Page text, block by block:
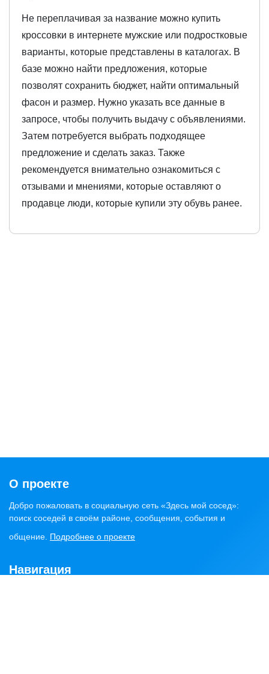
Не переплачивая за название можно купить
кроссовки в интернете мужские или подростковые
варианты, которые представлены в каталогах. В
базе можно найти предложения, которые
позволят сохранить бюджет, найти оптимальный
фасон и размер. Нужно указать все данные в
запросе, чтобы получить выдачу с объявлениями.
Затем потребуется выбрать подходящее
предложение и сделать заказ. Также
рекомендуется внимательно ознакомиться с
отзывами и мнениями, которые оставляют о
продавце люди, которые купили эту обувь ранее.
О проекте
Добро пожаловать в социальную сеть «Здесь мой сосед»:
поиск соседей в своём районе, сообщения, события и
общение. Подробнее о проекте
Навигация